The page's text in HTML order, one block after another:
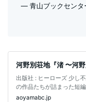
— 青山ブックセンタ
河野別荘地『渚 〜河野
出版社 ‏: ‎ヒーローズ 少し不思議でほろ苦い珠玉
の作品たちが詰まった短
ントAIとの小旅行を楽しむ
aoyamabc.jp